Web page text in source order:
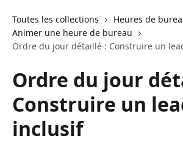
Toutes les collections
Heures de
Animer une heure de bureau
Ordre du jour détaillé : Construire un
Ordre du jour
Construire un
inclusif